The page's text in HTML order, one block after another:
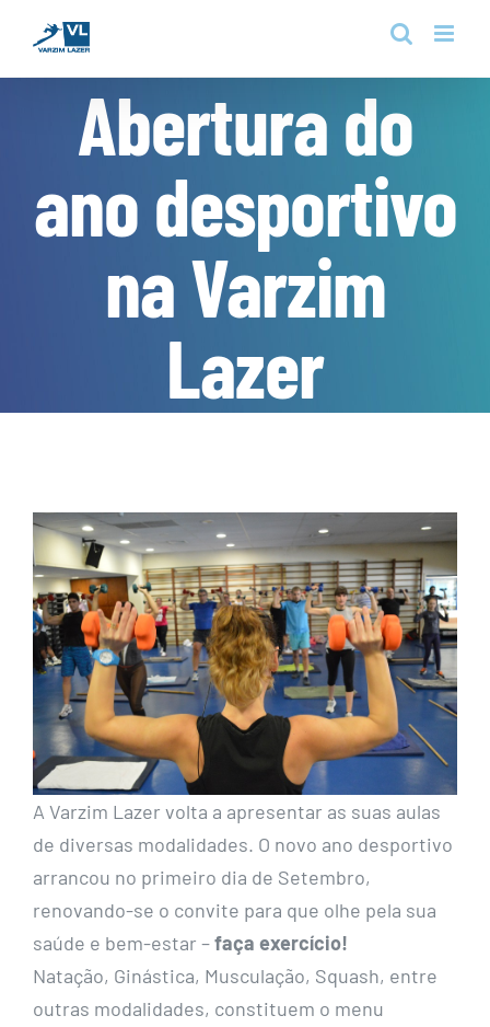
content Abertura do
ano desportivo
na Varzim
Lazer
A Varzim Lazer volta a apresentar as suas aulas
de diversas modalidades. O novo ano desportivo
arrancou no primeiro dia de Setembro,
renovando-se o convite para que olhe pela sua
saúde e bem-estar –faça exercício!
Natação, Ginástica, Musculação, Squash, entre
outras modalidades, constituem o menu